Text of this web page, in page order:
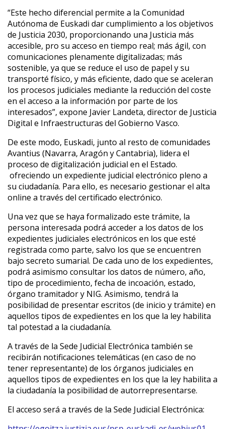
“Este hecho diferencial permite a la Comunidad
Autónoma de Euskadi dar cumplimiento a los objetivos
de Justicia 2030, proporcionando una Justicia más
accesible, pro su acceso en tiempo real; más ágil, con
comunicaciones plenamente digitalizadas; más
sostenible, ya que se reduce el uso de papel y su
transporté físico, y más eficiente, dado que se aceleran
los procesos judiciales mediante la reducción del coste
en el acceso a la información por parte de los
interesados”, expone Javier Landeta, director de Justicia
Digital e Infraestructuras del Gobierno Vasco.
De este modo, Euskadi, junto al resto de comunidades
Avantius (Navarra, Aragón y Cantabria), lidera el
proceso de digitalización judicial en el Estado.
ofreciendo un expediente judicial electrónico pleno a
su ciudadanía. Para ello, es necesario gestionar el alta
online a través del certificado electrónico.
Una vez que se haya formalizado este trámite, la
persona interesada podrá acceder a los datos de los
expedientes judiciales electrónicos en los que esté
registrada como parte, salvo los que se encuentren
bajo secreto sumarial. De cada uno de los expedientes,
podrá asimismo consultar los datos de número, año,
tipo de procedimiento, fecha de incoación, estado,
órgano tramitador y NIG. Asimismo, tendrá la
posibilidad de presentar escritos (de inicio y trámite) en
aquellos tipos de expedientes en los que la ley habilita
tal potestad a la ciudadanía.
A través de la Sede Judicial Electrónica también se
recibirán notificaciones telemáticas (en caso de no
tener representante) de los órganos judiciales en
aquellos tipos de expedientes en los que la ley habilita a
la ciudadanía la posibilidad de autorrepresentarse.
El acceso será a través de la Sede Judicial Electrónica: